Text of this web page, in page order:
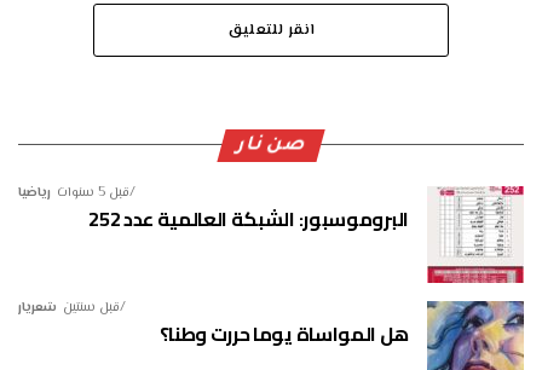
انقر للتعليق
صن نار
رياضيا قبل 5 سنوات
البروموسبور: الشبكة العالمية عدد 252
شعريار قبل سنتين
هل المواساة يوما حررت وطنا؟